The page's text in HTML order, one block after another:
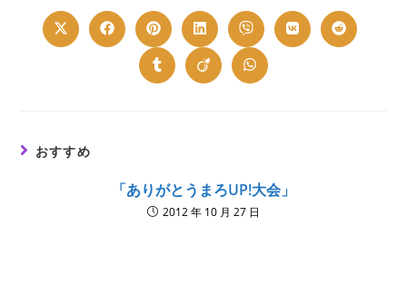
CONTENT
Opens
in
Opens
in
window
Opens
in
a
new
window
Opens
in
a
new
window
Opens
in
new
window
Opens
in
Opens
in
Opens
in
Opens
in
Opens
in
おすすめ
「ありがとうまろUP!大会」
2012 年 10 月 27 日